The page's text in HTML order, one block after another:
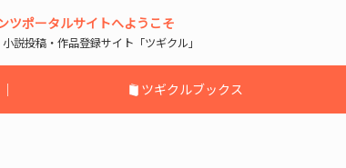
ツポータルサイトへようこそ
説投稿・作品登録サイト「ツギクル」
｜ ツギクルブックス